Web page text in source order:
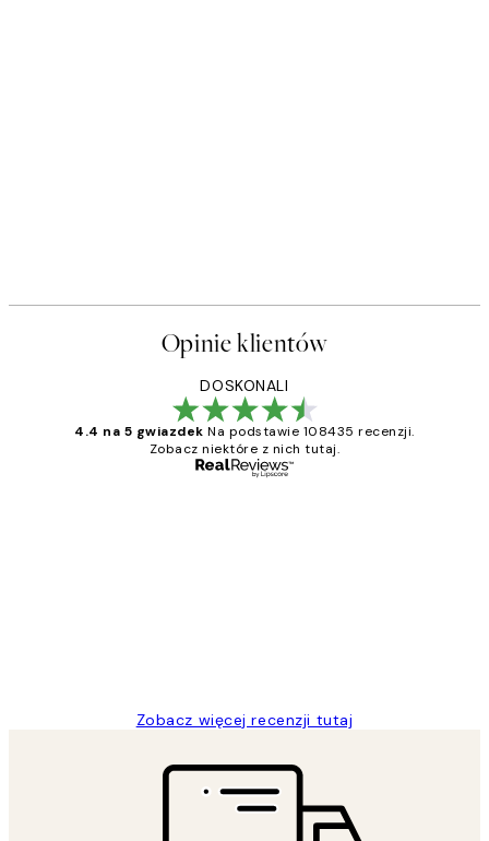
Opinie klientów
DOSKONALI
4.4 na 5 gwiazdek Na podstawie 108435 recenzji.
Zobacz niektóre z nich tutaj.
Zobacz więcej recenzji tutaj